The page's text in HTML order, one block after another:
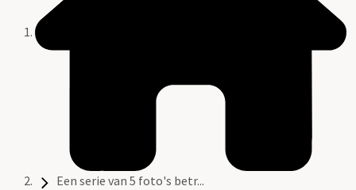
Een serie van 5 foto's betr...